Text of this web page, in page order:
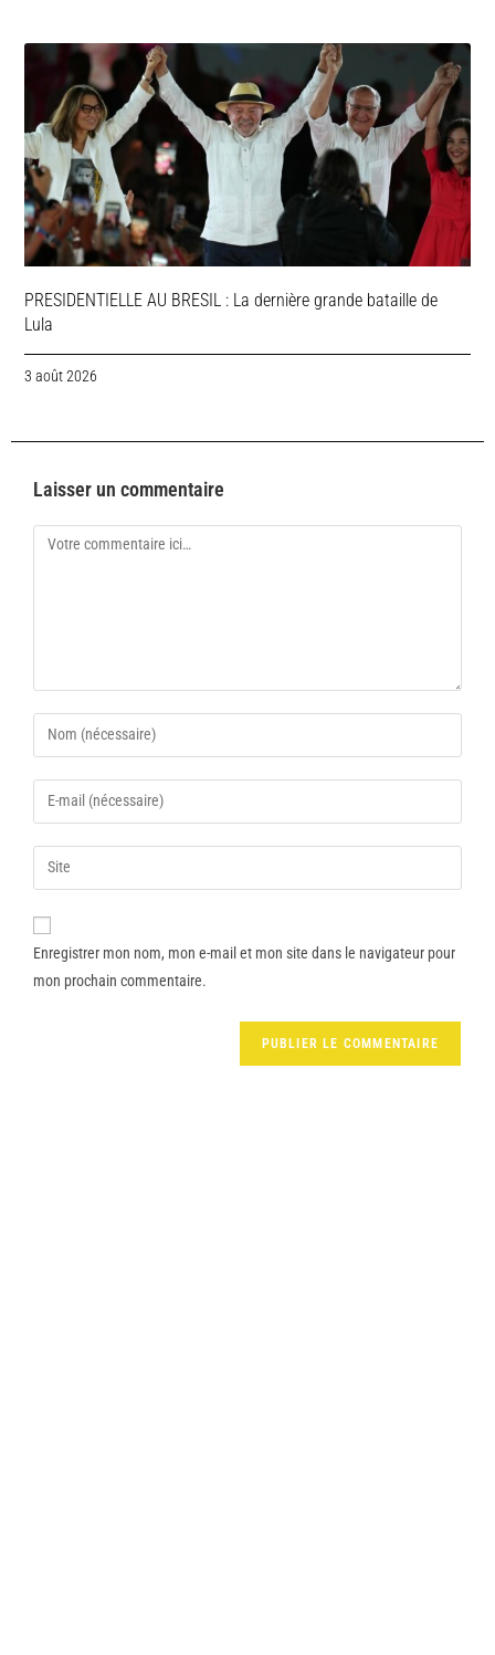
PRESIDENTIELLE AU BRESIL : La dernière grande bataille de
Lula
3 août 2026
Laisser un commentaire
Enregistrer mon nom, mon e-mail et mon site dans le navigateur pour
mon prochain commentaire.